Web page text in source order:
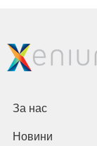
За нас
Новини